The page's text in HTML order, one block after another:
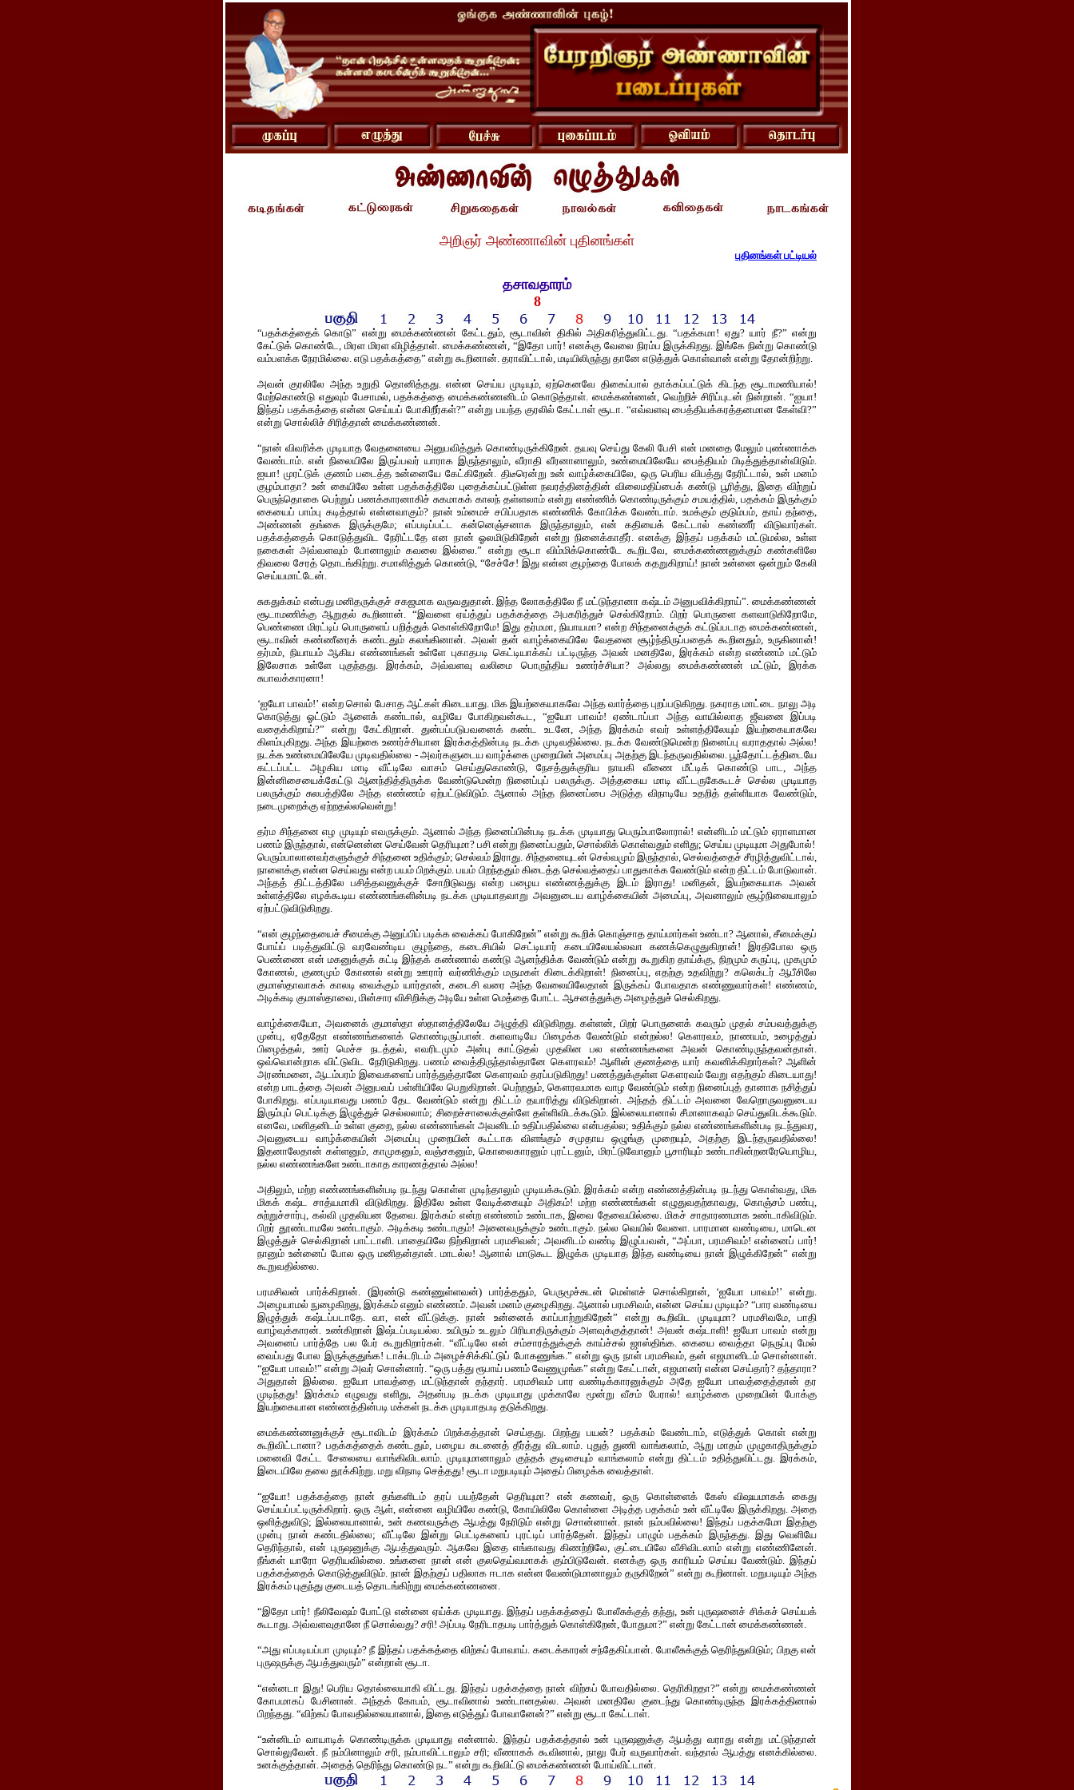
அறிஞர் அண்ணாவின் புதினங்கள்
புதினங்கள் பட்டியல்
தசாவதாரம்
8
“பதக்கத்தைக் கொடு” என்று மைக்கண்ணன் கேட்டதும், சூடாவின் திகில் அதிகரித்துவிட்டது. “பதக்கமா! ஏது? யார் நீ?” என்று
கேட்டுக் கொண்டே, மிரள மிரள விழித்தாள். மைக்கண்ணன், “இதோ பார்! எனக்கு வேலை நிரம்ப இருக்கிறது. இங்கே நின்று கொண்டு
வம்பளக்க நேரமில்லை. எடு பதக்கத்தை” என்று கூறினான். தராவிட்டால், மடியிலிருந்து தானே எடுத்துக் கொள்வான் என்று தோன்றிற்று.
அவன் குரலிலே அந்த உறுதி தொனித்தது. என்ன செய்ய முடியும், ஏற்கெனவே திகைப்பால் தாக்கப்பட்டுக் கிடந்த சூடாமணியால்!
மேற்கொண்டு எதுவும் பேசாமல், பதக்கத்தை மைக்கண்ணனிடம் கொடுத்தாள். மைக்கண்ணன், வெற்றிச் சிரிப்புடன் நின்றான். “ஐயா!
இந்தப் பதக்கத்தை என்ன செய்யப் போகிறீர்கள்?” என்று பயந்த குரலில் கேட்டாள் சூடா. “எவ்வளவு பைத்தியக்கரத்தனமான கேள்வி?”
என்று சொல்லிச் சிரித்தான் மைக்கண்ணன்.
“நான் விவரிக்க முடியாத வேதனையை அனுபவித்துக் கொண்டிருக்கிறேன். தயவு செய்து கேலி பேசி என் மனதை மேலும் புண்ணாக்க
வேண்டாம். என் நிலையிலே இருப்பவர் யாராக இருந்தாலும், வீராதி வீரனானாலும், உண்மையிலேயே பைத்தியம் பிடித்துத்தான்விடும்.
ஐயா! முரட்டுக் குணம் படைத்த உன்னையே கேட்கிறேன். திடீரென்று உன் வாழ்க்கையிலே, ஒரு பெரிய விபத்து நேரிட்டால், உன் மனம்
குழம்பாதா? உன் கையிலே உள்ள பதக்கத்திலே புதைக்கப்பட்டுள்ள நவரத்தினத்தின் விலைமதிப்பைக் கண்டு பூரித்து, இதை விற்றுப்
பெருந்தொகை பெற்றுப் பணக்காரனாகிச் சுகமாகக் காலந் தள்ளலாம் என்று எண்ணிக் கொண்டிருக்கும் சமயத்தில், பதக்கம் இருக்கும்
கையைப் பாம்பு கடித்தால் என்னவாகும்? நான் உம்மைச் சபிப்பதாக எண்ணிக் கோபிக்க வேண்டாம். உமக்கும் குடும்பம், தாய் தந்தை,
அண்ணன் தங்கை இருக்குமே; எப்படிப்பட்ட கன்னெஞ்சனாக இருந்தாலும், என் கதியைக் கேட்டால் கண்ணீர் விடுவார்கள்.
பதக்கத்தைக் கொடுத்துவிட நேரிட்டதே என நான் ஓலமிடுகிறேன் என்று நினைக்காதீர். எனக்கு இந்தப் பதக்கம் மட்டுமல்ல, உள்ள
நகைகள் அவ்வளவும் போனாலும் கவலை இல்லை.” என்று சூடா விம்மிக்கொண்டே கூறிடவே, மைக்கண்ணனுக்கும் கண்களிலே
திவலை சேரத் தொடங்கிற்று. சமாளித்துக் கொண்டு, “சேச்சே! இது என்ன குழந்தை போலக் கதறுகிறாய்! நான் உன்னை ஒன்றும் கேலி
செய்யமாட்டேன்.
சுகதுக்கம் என்பது மனிதருக்குச் சகஜமாக வருவதுதான். இந்த லோகத்திலே நீ மட்டுந்தானா கஷ்டம் அனுபவிக்கிறாய்”. மைக்கண்ணன்
சூடாமணிக்கு ஆறுதல் கூறினான். “இவளை ஏய்த்துப் பதக்கத்தை அபகரித்துச் செல்கிறோம். பிறர் பொருளை களவாடுகிறோமே,
பெண்ணை மிரட்டிப் பொருளைப் பறித்துக் கொள்கிறோமே! இது தர்மமா, நியாயமா? என்ற சிந்தனைக்குக் கட்டுப்படாத மைக்கண்ணன்,
சூடாவின் கண்ணீரைக் கண்டதும் கலங்கினான். அவள் தன் வாழ்க்கையிலே வேதனை சூழ்ந்திருப்பதைக் கூறினதும், உருகினான்!
தர்மம், நியாயம் ஆகிய எண்ணங்கள் உள்ளே புகாதபடி கெட்டியாக்கப் பட்டிருந்த அவன் மனதிலே, இரக்கம் என்ற எண்ணம் மட்டும்
இலேசாக உள்ளே புகுந்தது. இரக்கம், அவ்வளவு வலிமை பொருந்திய உணர்ச்சியா? அல்லது மைக்கண்ணன் மட்டும், இரக்க
சுபாவக்காரனா!
‘ஐயோ பாவம்!’ என்ற சொல் பேசாத ஆட்கள் கிடையாது. மிக இயற்கையாகவே அந்த வார்த்தை புறப்படுகிறது. நகராத மாட்டை நாலு அடி
கொடுத்து ஓட்டும் ஆளைக் கண்டால், வழியே போகிறவன்கூட, “ஐயோ பாவம்! ஏண்டாப்பா அந்த வாயில்லாத ஜீவனை இப்படி
வதைக்கிறாய்?” என்று கேட்கிறான். துன்பப்படுபவனைக் கண்ட உடனே, அந்த இரக்கம் எவர் உள்ளத்திலேயும் இயற்கையாகவே
கிளம்புகிறது. அந்த இயற்கை உணர்ச்சியான இரக்கத்தின்படி நடக்க முடிவதில்லை. நடக்க வேண்டுமென்ற நினைப்பு வராததால் அல்ல!
நடக்க உண்மையிலேயே முடிவதில்லை - அவர்களுடைய வாழ்க்கை முறையின் அமைப்பு அதற்கு இடந்தருவதில்லை. பூந்தோட்டத்திடையே
கட்டப்பட்ட அழகிய மாடி வீட்டிலே வாசம் செய்துகொண்டு, நேசத்துக்குரிய நாயகி வீணை மீட்டிக் கொண்டு பாட, அந்த
இன்னிசையைக்கேட்டு ஆனந்தித்திருக்க வேண்டுமென்ற நினைப்புப் பலருக்கு. அத்தகைய மாடி வீட்டருகேகூடச் செல்ல முடியாத
பலருக்கும் சுலபத்திலே அந்த எண்ணம் ஏற்பட்டுவிடும். ஆனால் அந்த நினைப்பை அடுத்த விநாடியே உதறித் தள்ளியாக வேண்டும்,
நடைமுறைக்கு ஏற்றதல்லவென்று!
தர்ம சிந்தனை எழ முடியும் எவருக்கும். ஆனால் அந்த நினைப்பின்படி நடக்க முடியாது பெரும்பாலோரால்! என்னிடம் மட்டும் ஏராளமான
பணம் இருந்தால், என்னென்ன செய்வேன் தெரியுமா? பசி என்று நினைப்பதும், சொல்லிக் கொள்வதும் எளிது; செய்ய முடியுமா அதுபோல்!
பெரும்பாலானவர்களுக்குச் சிந்தனை உதிக்கும்; செல்வம் இராது. சிந்தனையுடன் செல்வமும் இருந்தால், செல்வத்தைச் சீரழித்துவிட்டால்,
நாளைக்கு என்ன செய்வது என்ற பயம் பிறக்கும். பயம் பிறந்ததும் கிடைத்த செல்வத்தைப் பாதுகாக்க வேண்டும் என்ற திட்டம் போடுவான்.
அந்தத் திட்டத்திலே பசித்தவனுக்குச் சோறிடுவது என்ற பழைய எண்ணத்துக்கு இடம் இராது! மனிதன், இயற்கையாக அவன்
உள்ளத்திலே எழக்கூடிய எண்ணங்களின்படி நடக்க முடியாதவாறு அவனுடைய வாழ்க்கையின் அமைப்பு, அவனாலும் சூழ்நிலையாலும்
ஏற்பட்டுவிடுகிறது.
“என் குழந்தையைச் சீமைக்கு அனுப்பிப் படிக்க வைக்கப் போகிறேன்” என்று கூறிக் கொஞ்சாத தாய்மார்கள் உண்டா? ஆனால், சீமைக்குப்
போய்ப் படித்துவிட்டு வரவேண்டிய குழந்தை, கடைசியில் செட்டியார் கடையிலேயல்லவா கணக்கெழுதுகிறான்! இரதிபோல ஒரு
பெண்ணை என் மகனுக்குக் கட்டி இந்தக் கண்ணால் கண்டு ஆனந்திக்க வேண்டும் என்று கூறுகிற தாய்க்கு, நிறமும் கருப்பு, முகமும்
கோணல், குணமும் கோணல் என்று ஊரார் வர்ணிக்கும் மருமகள் கிடைக்கிறாள்! நினைப்பு, எதற்கு உதவிற்று? கலெக்டர் ஆபீசிலே
குமாஸ்தாவாகக் காலடி வைக்கும் யார்தான், கடைசி வரை அந்த வேலையிலேதான் இருக்கப் போவதாக எண்ணுவார்கள்! எண்ணம்,
அடிக்கடி குமாஸ்தாவை, மின்சார விசிறிக்கு அடியே உள்ள மெத்தை போட்ட ஆசனத்துக்கு அழைத்துச் செல்கிறது.
வாழ்க்கையோ, அவனைக் குமாஸ்தா ஸ்தானத்திலேயே அழுத்தி விடுகிறது. கள்ளன், பிறர் பொருளைக் கவரும் முதல் சம்பவத்துக்கு
முன்பு, ஏதேதோ எண்ணங்களைக் கொண்டிருப்பான். களவாடியே பிழைக்க வேண்டும் என்றல்ல! கௌரவம், நாணயம், உழைத்துப்
பிழைத்தல், ஊர் மெச்ச நடத்தல், எவரிடமும் அன்பு காட்டுதல் முதலின பல எண்ணங்களை அவன் கொண்டிருந்தவன்தான்.
ஒவ்வொன்றாக விட்டுவிட நேரிடுகிறது. பணம் வைத்திருந்தால்தானே கௌரவம்! ஆளின் குணத்தை யார் கவனிக்கிறார்கள்? ஆளின்
அரண்மனை, ஆடம்பரம் இவைகளைப் பார்த்துத்தானே கௌரவம் தரப்படுகிறது! பணத்துக்குள்ள கௌரவம் வேறு எதற்கும் கிடையாது!
என்ற பாடத்தை அவன் அனுபவப் பள்ளியிலே பெறுகிறான். பெற்றதும், கௌரவமாக வாழ வேண்டும் என்ற நினைப்புத் தானாக நசித்துப்
போகிறது. எப்படியாவது பணம் தேட வேண்டும் என்று திட்டம் தயாரித்து விடுகிறான். அந்தத் திட்டம் அவனை வேறொருவனுடைய
இரும்புப் பெட்டிக்கு இழுத்துச் செல்லலாம்; சிறைச்சாலைக்குள்ளே தள்ளிவிடக்கூடும். இல்லையானால் சீமானாகவும் செய்துவிடக்கூடும்.
எனவே, மனிதனிடம் உள்ள குறை, நல்ல எண்ணங்கள் அவனிடம் உதிப்பதில்லை என்பதல்ல; உதிக்கும் நல்ல எண்ணங்களின்படி நடந்துவர,
அவனுடைய வாழ்க்கையின் அமைப்பு முறையின் கூட்டாக விளங்கும் சமுதாய ஒழுங்கு முறையும், அதற்கு இடந்தருவதில்லை!
இதனாலேதான் கள்ளனும், காமுகனும், வஞ்சகனும், கொலைகாரனும் புரட்டனும், மிரட்டுவோனும் பூசாரியும் உண்டாகின்றனரேயொழிய,
நல்ல எண்ணங்களே உண்டாகாத காரணத்தால் அல்ல!
அதிலும், மற்ற எண்ணங்களின்படி நடந்து கொள்ள முடிந்தாலும் முடியக்கூடும். இரக்கம் என்ற எண்ணத்தின்படி நடந்து கொள்வது, மிக
மிகக் கஷ்ட சாத்யமாகி விடுகிறது. இதிலே உள்ள வேடிக்கையும் அதிகம்! மற்ற எண்ணங்கள் எழுதுவதற்காவது, கொஞ்சம் பண்பு,
சுற்றுச்சார்பு, கல்வி முதலியன தேவை. இரக்கம் என்ற எண்ணம் உண்டாக, இவை தேவையில்லை. மிகச் சாதாரணமாக உண்டாகிவிடும்.
பிறர் தூண்டாமலே உண்டாகும். அடிக்கடி உண்டாகும்! அனைவருக்கும் உண்டாகும். நல்ல வெயில் வேளை. பாரமான வண்டியை, மாடென
இழுத்துச் செல்கிறான் பாட்டாளி. பாதையிலே நிற்கிறான் பரமசிவன்; அவனிடம் வண்டி இழுப்பவன், “அப்பா, பரமசிவம்! என்னைப் பார்!
நானும் உன்னைப் போல ஒரு மனிதன்தான். மாடல்ல! ஆனால் மாடுகூட இழுக்க முடியாத இந்த வண்டியை நான் இழுக்கிறேன்” என்று
கூறுவதில்லை.
பரமசிவன் பார்க்கிறான். (இரண்டு கண்ணுள்ளவன்) பார்த்ததும், பெருமூச்சுடன் மெள்ளச் சொல்கிறான், ‘ஐயோ பாவம்!’ என்று.
அழையாமல் நுழைகிறது, இரக்கம் எனும் எண்ணம். அவன் மனம் குழைகிறது. ஆனால் பரமசிவம், என்ன செய்ய முடியும்? “பார வண்டியை
இழுத்துக் கஷ்டப்படாதே. வா, என் வீட்டுக்கு. நான் உன்னைக் காப்பாற்றுகிறேன்” என்று கூறிவிட முடியுமா? பரமசிவமே, பாதி
வாழ்வுக்காரன். உண்கிறான் இஷ்டப்படியல்ல. உயிரும் உடலும் பிரியாதிருக்கும் அளவுக்குத்தான்! அவன் கஷ்டாளி! ஐயோ பாவம் என்று
அவனைப் பார்த்தே பல பேர் கூறுகிறார்கள். “வீட்டிலே என் சம்சாரத்துக்குக் காய்ச்சல் ஜாஸ்திங்க. கையை வைத்தா நெருப்பு மேல்
வைப்பது போல இருக்குதுங்க! டாக்டரிடம் அழைச்சிக்கிட்டுப் போகணுங்க.” என்று ஒரு நாள் பரமசிவம், தன் எஜமானிடம் சொன்னான்.
“ஐயோ பாவம்!” என்று அவர் சொன்னார். “ஒரு பத்து ரூபாய் பணம் வேணுமுங்க” என்று கேட்டான், எஜமானர் என்ன செய்தார்? தந்தாரா?
அதுதான் இல்லை. ஐயோ பாவத்தை மட்டுந்தான் தந்தார். பரமசிவம் பார வண்டிக்காரனுக்கும் அதே ஐயோ பாவத்தைத்தான் தர
முடிந்தது! இரக்கம் எழுவது எளிது, அதன்படி நடக்க முடியாது முக்காலே மூன்று வீசம் பேரால்! வாழ்க்கை முறையின் போக்கு
இயற்கையான எண்ணத்தின்படி மக்கள் நடக்க முடியாதபடி தடுக்கிறது.
மைக்கண்ணனுக்குச் சூடாவிடம் இரக்கம் பிறக்கத்தான் செய்தது. பிறந்து பயன்? பதக்கம் வேண்டாம், எடுத்துக் கொள் என்று
கூறிவிட்டானா? பதக்கத்தைக் கண்டதும், பழைய கடனைத் தீர்த்து விடலாம். புதுத் துணி வாங்கலாம், ஆறு மாதம் முழுகாதிருக்கும்
மனைவி கேட்ட சேலையை வாங்கிவிடலாம். முடியுமானாலும் குந்தக் குடிசையும் வாங்கலாம் என்று திட்டம் உதித்துவிட்டது. இரக்கம்,
இடையிலே தலை தூக்கிற்று. மறு விநாடி செத்தது! சூடா மறுபடியும் அதைப் பிழைக்க வைத்தாள்.
“ஐயோ! பதக்கத்தை நான் தங்களிடம் தரப் பயந்தேன் தெரியுமா? என் கணவர், ஒரு கொள்ளைக் கேஸ் விஷயமாகக் கைது
செய்யப்பட்டிருக்கிறார். ஒரு ஆள், என்னை வழியிலே கண்டு, கோயிலிலே கொள்ளை அடித்த பதக்கம் உன் வீட்டிலே இருக்கிறது. அதை
ஒளித்துவிடு; இல்லையானால், உன் கணவருக்கு ஆபத்து நேரிடும் என்று சொன்னான். நான் நம்பவில்லை! இந்தப் பதக்கமோ இதற்கு
முன்பு நான் கண்டதில்லை; வீட்டிலே இன்று பெட்டிகளைப் புரட்டிப் பார்த்தேன். இந்தப் பாழும் பதக்கம் இருந்தது. இது வெளியே
தெரிந்தால், என் புருஷனுக்கு ஆபத்துவரும். ஆகவே இதை எங்காவது கிணற்றிலே, குட்டையிலே வீசிவிடலாம் என்று எண்ணினேன்.
நீங்கள் யாரோ தெரியவில்லை. உங்களை நான் என் குலதெய்வமாகக் கும்பிடுவேன். எனக்கு ஒரு காரியம் செய்ய வேண்டும். இந்தப்
பதக்கத்தைக் கொடுத்துவிடும். நான் இதற்குப் பதிலாக ஈடாக என்ன வேண்டுமானாலும் தருகிறேன்” என்று கூறினாள். மறுபடியும் அந்த
இரக்கம் புகுந்து குடையத் தொடங்கிற்று மைக்கண்ணனை.
“இதோ பார்! நீலிவேஷம் போட்டு என்னை ஏய்க்க முடியாது. இந்தப் பதக்கத்தைப் போலீசுக்குத் தந்து, உன் புருஷனைச் சிக்கச் செய்யக்
கூடாது. அவ்வளவுதானே நீ சொல்வது? சரி! அப்படி நேரிடாதபடி பார்த்துக் கொள்கிறேன், போதுமா?” என்று கேட்டான் மைக்கண்ணன்.
“அது எப்படியப்பா முடியும்? நீ இந்தப் பதக்கத்தை விற்கப் போவாய். கடைக்காரன் சந்தேகிப்பான். போலீசுக்குத் தெரிந்துவிடும்; பிறகு என்
புருஷருக்கு ஆபத்துவரும்” என்றாள் சூடா.
“என்னடா இது! பெரிய தொல்லையாகி விட்டது. இந்தப் பதக்கத்தை நான் விற்கப் போவதில்லை. தெரிகிறதா?” என்று மைக்கண்ணன்
கோபமாகப் பேசினான். அந்தக் கோபம், சூடாவினால் உண்டானதல்ல. அவன் மனதிலே குடைந்து கொண்டிருந்த இரக்கத்தினால்
பிறந்தது. “விற்கப் போவதில்லையானால், இதை எடுத்துப் போவானேன்?” என்று சூடா கேட்டாள்.
“உன்னிடம் வாயாடிக் கொண்டிருக்க முடியாது என்னால். இந்தப் பதக்கத்தால் உன் புருஷனுக்கு ஆபத்து வராது என்று மட்டுந்தான்
சொல்லுவேன். நீ நம்பினாலும் சரி, நம்பாவிட்டாலும் சரி; வீணாகக் கூவினால், நாலு பேர் வருவார்கள். வந்தால் ஆபத்து எனக்கில்லை.
உனக்குத்தான். அதைத் தெரிந்து கொண்டு நட” என்று கூறிவிட்டு மைக்கண்ணன் போய்விட்டான்.